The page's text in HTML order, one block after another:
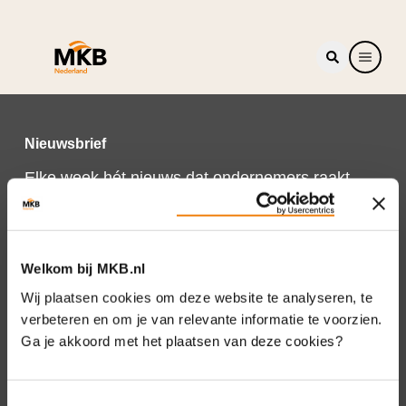
Welkom bij MKB.nl
Wij plaatsen cookies om deze website te analyseren, te
verbeteren en om je van relevante informatie te voorzien.
Ga je akkoord met het plaatsen van deze cookies?
Nieuwsbrief
Elke week hét nieuws dat ondernemers raakt.
Schrijf je nu in voor de MKB-Nederland
nieuwsbrief.
Schrijf je in
Direct naar
Over ons